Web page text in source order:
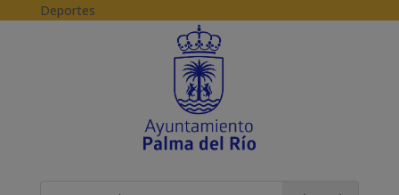
Skip to content
Deportes